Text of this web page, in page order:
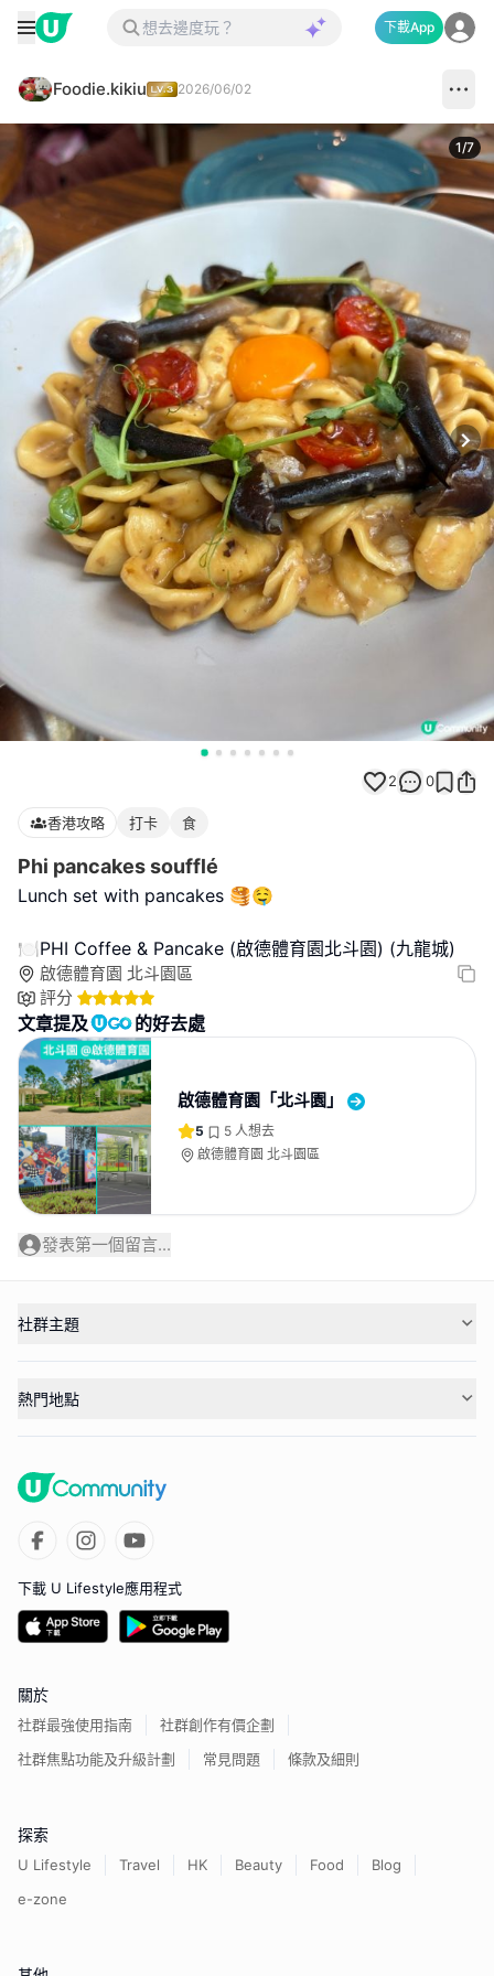
下載App
Foodie.kikiu 2026/06/02
1/7
2 0
香港攻略 打卡 食
Phi pancakes soufflé
Lunch set with pancakes 🥞🤤
🍽️PHI Coffee & Pancake (啟德體育園北斗園) (九龍城)
啟德體育園 北斗園區
評分
文章提及 的好去處
啟德體育園「北斗園」
5 5 人想去
啟德體育園 北斗園區
發表第一個留言...
社群主題
熱門地點
下載 U Lifestyle應用程式
關於
社群最強使用指南
社群創作有價企劃
社群焦點功能及升級計劃
常見問題 條款及細則
探索
U Lifestyle Travel HK Beauty Food
Blog
e-zone